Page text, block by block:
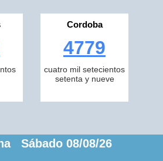
Cordoba
4779
cuatro mil setecientos
setenta y nueve
Sábado 08/08/26